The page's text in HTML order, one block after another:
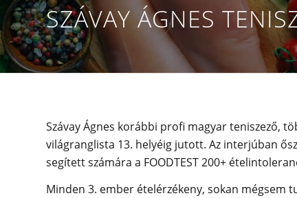
SZÁVAY ÁGNES
Szávay Ágnes korábbi profi magyar teniszező,
világranglista 13. helyéig jutott. Az interjúban
segített számára a FOODTEST 200+
Minden 3. ember ételérzékeny, sokan mégsem